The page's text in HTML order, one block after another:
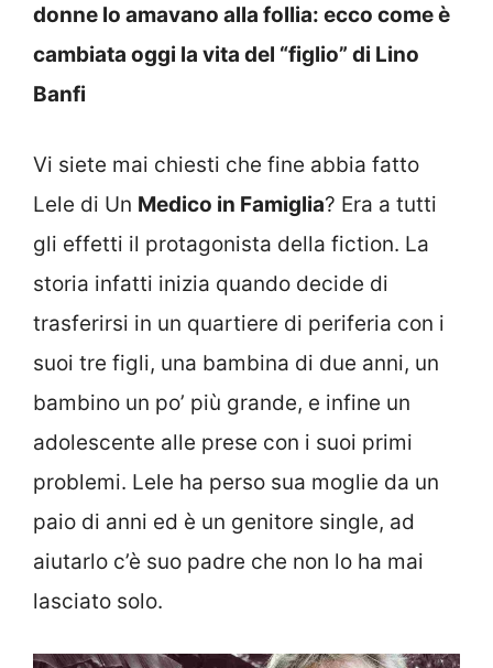
donne lo amavano alla follia: ecco come è
cambiata oggi la vita del “figlio” di Lino
Banfi
Vi siete mai chiesti che fine abbia fatto
Lele di Un Medico in Famiglia? Era a tutti
gli effetti il protagonista della fiction. La
storia infatti inizia quando decide di
trasferirsi in un quartiere di periferia con i
suoi tre figli, una bambina di due anni, un
bambino un po’ più grande, e infine un
adolescente alle prese con i suoi primi
problemi. Lele ha perso sua moglie da un
paio di anni ed è un genitore single, ad
aiutarlo c’è suo padre che non lo ha mai
lasciato solo.